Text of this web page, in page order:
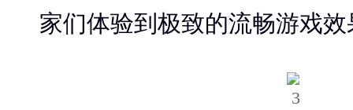
家们体验到极致的流畅游戏效